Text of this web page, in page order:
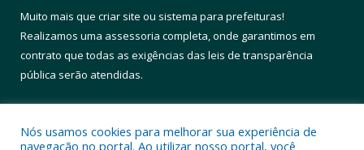
Muito mais que criar site ou sistema para prefeituras!
Realizamos uma assessoria completa, onde garantimos em
contrato que todas as exigências das leis de transparência
pública serão atendidas.
Nós usamos cookies para melhorar sua experiência de
navegação no portal. Ao utilizar nosso portal, você